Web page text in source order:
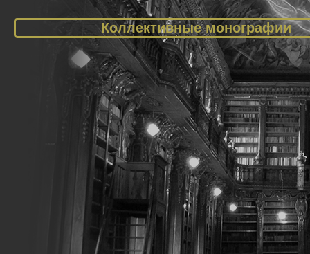
Коллективные монографии